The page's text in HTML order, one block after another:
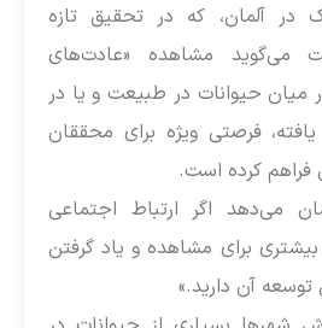
در آلمان، که در تحقیق تازه
می‌گوید مشاهده «عادت‌های
میان حیوانات در طبیعت و یا در
فرصتی ویژه برای محققان
کرده است.
می‌دهد اگر ارتباط اجتماعی
برای مشاهده و یاد گرفتن
آن دارید.»